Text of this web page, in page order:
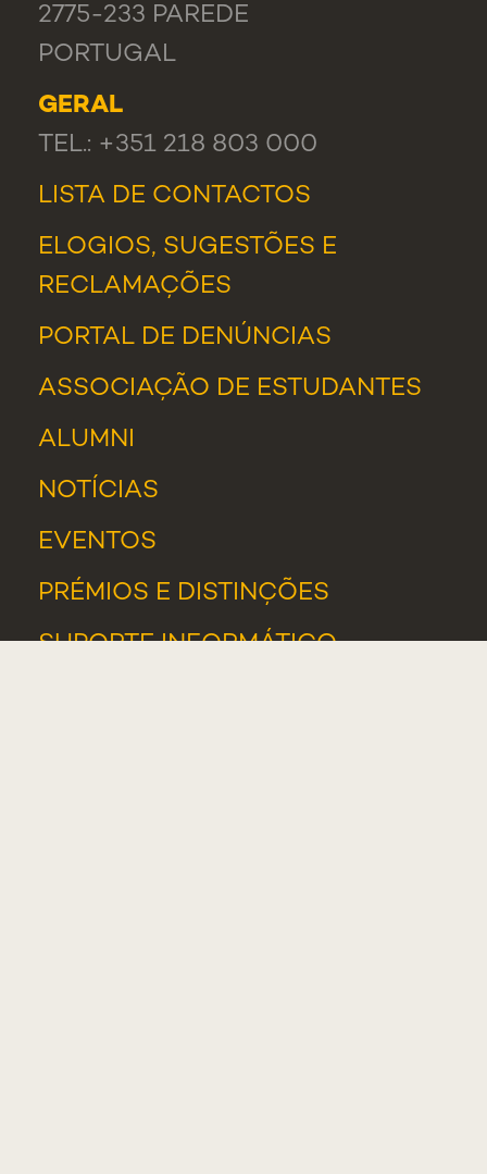
2775-233 PAREDE
PORTUGAL
GERAL
TEL.: +351 218 803 000
LISTA DE CONTACTOS
ELOGIOS, SUGESTÕES E
RECLAMAÇÕES
PORTAL DE DENÚNCIAS
ASSOCIAÇÃO DE ESTUDANTES
ALUMNI
NOTÍCIAS
EVENTOS
PRÉMIOS E DISTINÇÕES
SUPORTE INFORMÁTICO